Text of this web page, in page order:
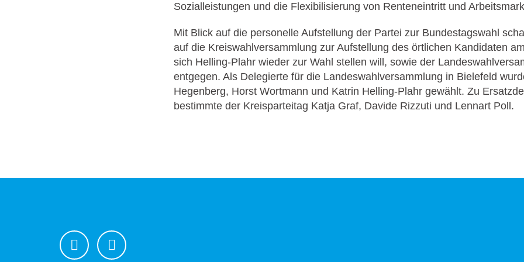
Sozialleistungen und die Flexibilisierung von Renteneintritt und
Mit Blick auf die personelle Aufstellung der Partei zur Bundestagswahl
auf die Kreiswahlversammlung zur Aufstellung des örtlichen Kandidaten
sich Helling-Plahr wieder zur Wahl stellen will, sowie der
entgegen. Als Delegierte für die Landeswahlversammlung in Bielefeld
Hegenberg, Horst Wortmann und Katrin Helling-Plahr gewählt. Zu
bestimmte der Kreisparteitag Katja Graf, Davide Rizzuti und Lennart Poll.